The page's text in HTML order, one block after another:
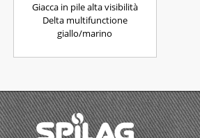
Giacca in pile alta visibilità
Delta multifunctione
giallo/marino